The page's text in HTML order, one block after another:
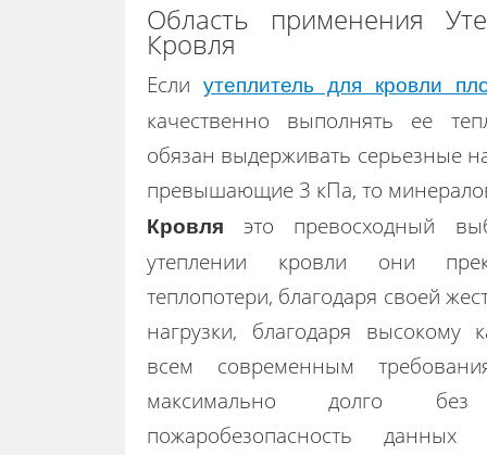
Область применения
Кровля
Если утеплитель для кровли
качественно выполнять ее
обязан выдерживать серьезные
превышающие 3 кПа, то
Кровля
это превосходный
утеплении кровли они
теплопотери, благодаря своей
нагрузки, благодаря высокому
всем современным
максимально долго
пожаробезопасность данных